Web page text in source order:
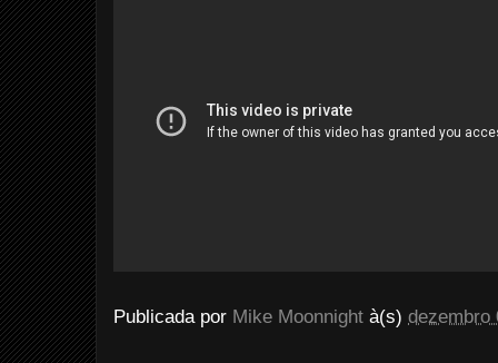
Publicada por Mike Moonnight à(s) dezembro